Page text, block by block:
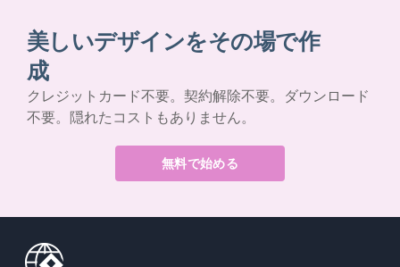
美しいデザインをその場で作
成
クレジットカード不要。契約解除不要。ダウンロード
不要。隠れたコストもありません。
無料で始める